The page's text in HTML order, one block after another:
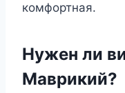
комфортная.
Нужен ли
Маврикий?